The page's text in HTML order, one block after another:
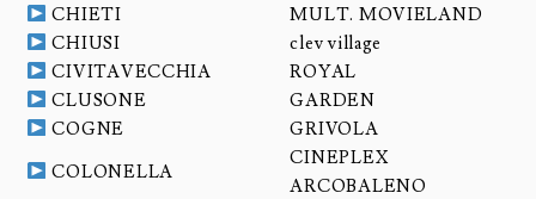
CHIETI
MULT. MOVIELAND
CHIUSI
clev village
CIVITAVECCHIA
ROYAL
CLUSONE
GARDEN
COGNE
GRIVOLA
COLONELLA
CINEPLEX
ARCOBALENO